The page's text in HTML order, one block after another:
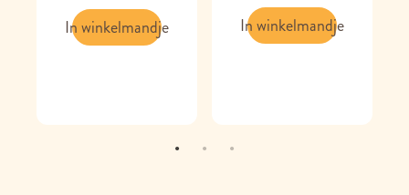
In winkelmandje In winkelmandje